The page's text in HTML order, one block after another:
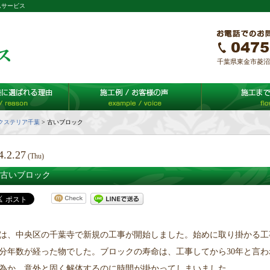
ービス
千葉県東金市菱
ステリア千葉 > 古いブロック
(Thu)
古いブロック
、中央区の千葉寺で新規の工事が開始しました。始めに取り掛かる
年数が経った物でした。ブロックの寿命は、工事してから30年と言